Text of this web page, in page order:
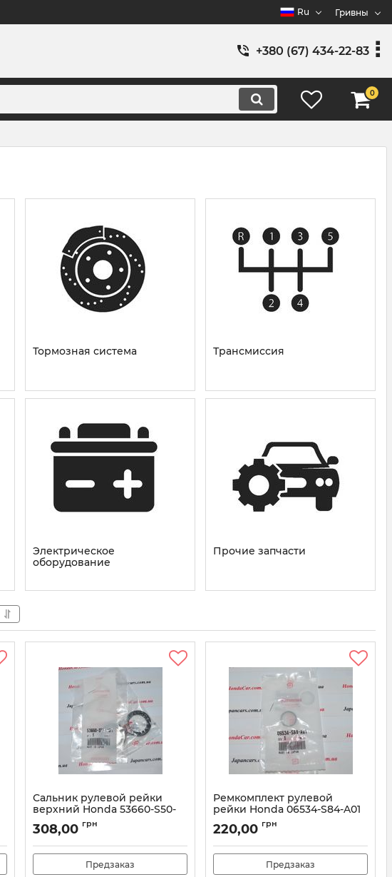
Ru Гривны
+380 (67) 434-22-83
0
Тормозная система Трансмиссия
Электрическое
оборудование
Прочие запчасти
Сальник рулевой рейки
верхний Honda 53660-S50-
Артикул: 53660S50003
308,00 грн
Предзаказ
Ремкомплект рулевой
рейки Honda 06534-S84-A01
Артикул: 06534S84A01
220,00 грн
Предзаказ